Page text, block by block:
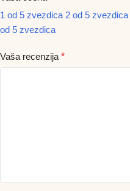
1 od 5 zvezdica 2 od 5 zvezdica
od 5 zvezdica
Vaša recenzija *